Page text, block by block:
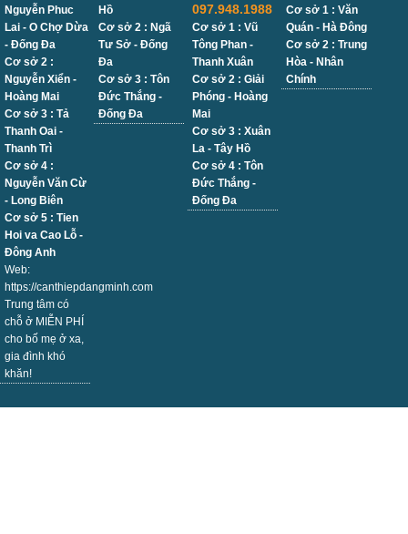
Nguyễn Phuc
Lai - O Chợ Dừa
- Đống Đa
Cơ sở 2 :
Nguyễn Xiển -
Hoàng Mai
Cơ sở 3 : Tả
Thanh Oai -
Thanh Trì
Cơ sở 4 :
Nguyễn Văn Cừ
- Long Biên
Cơ sở 5 : Tien
Hoi va Cao Lỗ -
Đông Anh
Web:
https://canthiepdangminh.com
Trung tâm có
chỗ ở MIỄN PHÍ
cho bố mẹ ở xa,
gia đình khó
khăn!
Hồ
Cơ sở 2 : Ngã
Tư Sở - Đống
Đa
Cơ sở 3 : Tôn
Đức Thắng -
Đống Đa
097.948.1988
Cơ sở 1 : Vũ
Tông Phan -
Thanh Xuân
Cơ sở 2 : Giải
Phóng - Hoàng
Mai
Cơ sở 3 : Xuân
La - Tây Hồ
Cơ sở 4 : Tôn
Đức Thắng -
Đống Đa
Cơ sở 1 : Văn
Quán - Hà Đông
Cơ sở 2 : Trung
Hòa - Nhân
Chính